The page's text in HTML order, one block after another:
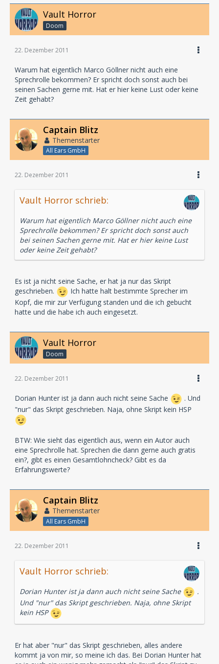
Vault Horror
Doom
22. Dezember 2011
Warum hat eigentlich Marco Göllner nicht auch eine
Sprechrolle bekommen? Er spricht doch sonst auch bei
seinen Sachen gerne mit. Hat er hier keine Lust oder keine
Zeit gehabt?
Captain Blitz
Themenstarter
All Ears GmbH
22. Dezember 2011
Vault Horror schrieb:
Warum hat eigentlich Marco Göllner nicht auch eine
Sprechrolle bekommen? Er spricht doch sonst auch
bei seinen Sachen gerne mit. Hat er hier keine Lust
oder keine Zeit gehabt?
Es ist ja nicht seine Sache, er hat ja nur das Skript
geschrieben.
Ich hatte halt bestimmte Sprecher im
Kopf, die mir zur Verfügung standen und die ich gebucht
hatte und die habe ich auch eingesetzt.
Vault Horror
Doom
22. Dezember 2011
Dorian Hunter ist ja dann auch nicht seine Sache
. Und
"nur" das Skript geschrieben. Naja, ohne Skript kein HSP
BTW: Wie sieht das eigentlich aus, wenn ein Autor auch
eine Sprechrolle hat. Sprechen die dann gerne auch gratis
ein?, gibt es einen Gesamtlohncheck? Gibt es da
Erfahrungswerte?
Captain Blitz
Themenstarter
All Ears GmbH
22. Dezember 2011
Vault Horror schrieb:
Dorian Hunter ist ja dann auch nicht seine Sache
.
Und "nur" das Skript geschrieben. Naja, ohne Skript
kein HSP
Er hat aber "nur" das Skript geschrieben, alles andere
kommt ja von mir, so meine ich das. Bei Dorian Hunter hat